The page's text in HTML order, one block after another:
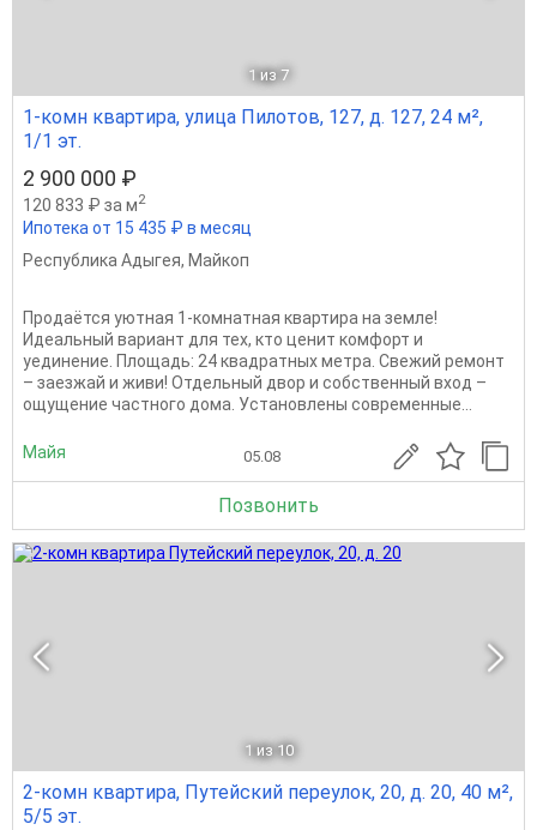
1 из 7
1-комн квартира, улица Пилотов, 127, д. 127, 24 м²,
1/1 эт.
2 900 000 ₽
120 833 ₽ за м2
Ипотека от 15 435 ₽ в месяц
Республика Адыгея, Майкоп
Продаётся уютная 1-комнатная квартира на земле!
Идеальный вариант для тех, кто ценит комфорт и
уединение. Площадь: 24 квадратных метра. Свежий ремонт
– заезжай и живи! Отдельный двор и собственный вход –
ощущение частного дома. Установлены современные...
Майя 05.08
Позвонить
1 из 10
2-комн квартира, Путейский переулок, 20, д. 20, 40 м²,
5/5 эт.